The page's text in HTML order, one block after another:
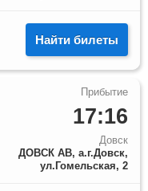
Найти билеты
17:16
Довск
ДОВСК АВ, а.г.Довск,
ул.Гомельская, 2